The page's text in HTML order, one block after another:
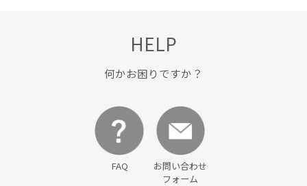
HELP
何かお困りですか？
FAQ
お問い合わせ
フォーム